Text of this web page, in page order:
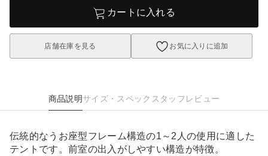
カートに入れる
店舗在庫を見る お気に入りに追加
商品説明サイズ・スペック スタッフレビュー
伝統的なうお座型フレーム構造の1～2人の使用に適した
テントです。前室の出入がしやすい構造が特徴。